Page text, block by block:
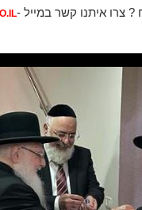
? צרו איתנו קשר במייל -